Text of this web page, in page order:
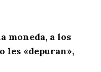
moneda, a los
les «depuran»,